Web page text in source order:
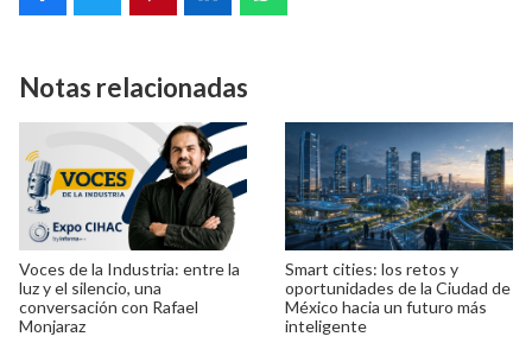
Notas relacionadas
Voces de la Industria: entre la
luz y el silencio, una
conversación con Rafael
Monjaraz
Smart cities: los retos y
oportunidades de la Ciudad de
México hacia un futuro más
inteligente